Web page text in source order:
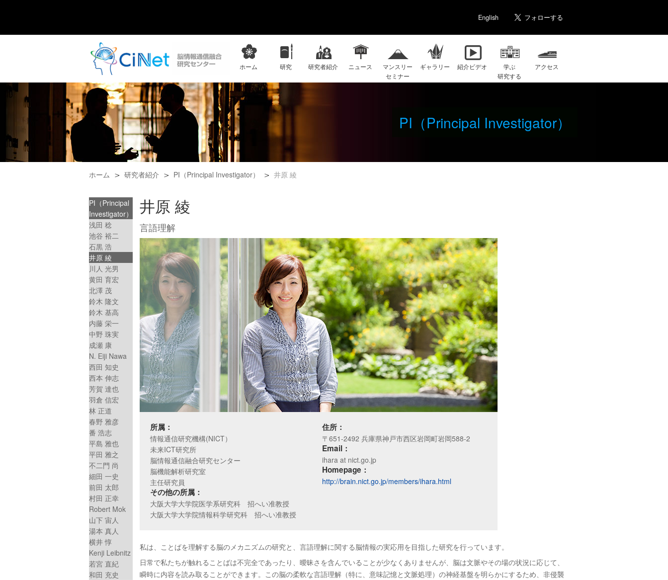
English
ホーム 研究 研究者紹介 ニュース
マンスリー
セミナー
ギャラリー 紹介ビデオ
学ぶ
研究する
アクセス
PI（Principal Investigator）
ホーム 研究者紹介 PI（Principal Investigator） 井原 綾
PI（Principal
Investigator）
浅田 稔
池谷 裕二
石黒 浩
井原 綾
川人 光男
黄田 育宏
北澤 茂
鈴木 隆文
鈴木 基高
内藤 栄一
中野 珠実
成瀬 康
N. Eiji Nawa
西田 知史
西本 伸志
芳賀 達也
羽倉 信宏
林 正道
春野 雅彦
番 浩志
平島 雅也
平田 雅之
不二門 尚
細田 一史
前田 太郎
村田 正幸
Robert Mok
山下 宙人
湯本 真人
横井 惇
Kenji Leibnitz
若宮 直紀
和田 充史
井原 綾
言語理解
所属：
情報通信研究機構(NICT）
未来ICT研究所
脳情報通信融合研究センター
脳機能解析研究室
主任研究員
その他の所属：
大阪大学大学院医学系研究科 招へい准教授
大阪大学大学院情報科学研究科 招へい准教授
住所：
〒651-2492 兵庫県神戸市西区岩岡町岩岡588-2
Email：
ihara at nict.go.jp
Homepage：
http://brain.nict.go.jp/members/ihara.html
私は、ことばを理解する脳のメカニズムの研究と、言語理解に関する脳情報の実応用を目指した研究を行っています。
日常で私たちが触れることばは不完全であったり、曖昧さを含んでいることが少なくありませんが、脳は文脈やその場の状況に応じて、
瞬時に内容を読み取ることができます。この脳の柔軟な言語理解（特に、意味記憶と文脈処理）の神経基盤を明らかにするため、非侵襲